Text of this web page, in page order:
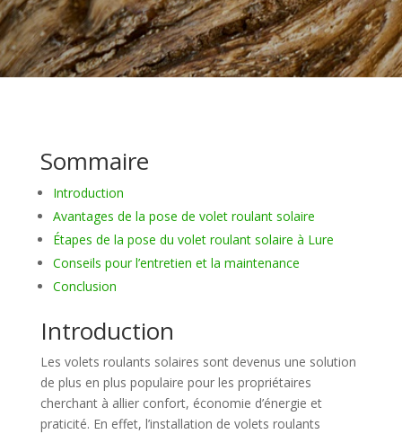
Sommaire
Introduction
Avantages de la pose de volet roulant solaire
Étapes de la pose du volet roulant solaire à Lure
Conseils pour l’entretien et la maintenance
Conclusion
Introduction
Les volets roulants solaires sont devenus une solution
de plus en plus populaire pour les propriétaires
cherchant à allier confort, économie d’énergie et
praticité. En effet, l’installation de volets roulants